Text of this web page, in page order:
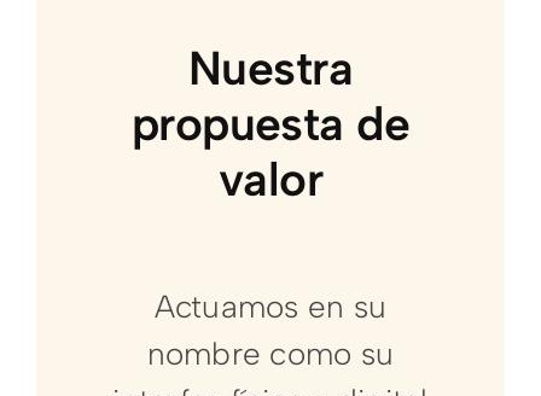
Nuestra
propuesta de
valor
Actuamos en su
nombre como su